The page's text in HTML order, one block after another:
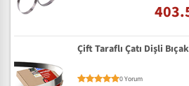
Çift Taraflı Çatı Dişli Bıçak
0 Yorum